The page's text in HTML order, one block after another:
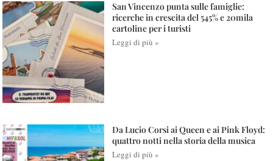
San Vincenzo punta sulle famiglie:
ricerche in crescita del 545% e 20mila
cartoline per i turisti
Leggi di più »
Da Lucio Corsi ai Queen e ai Pink Floyd:
quattro notti nella storia della musica
Leggi di più »